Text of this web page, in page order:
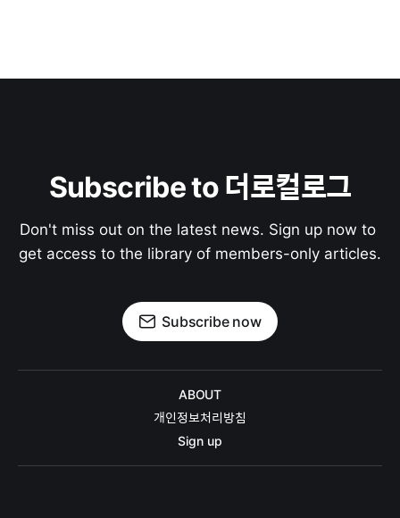
Subscribe to 더로컬로그
Don't miss out on the latest news. Sign up now to
get access to the library of members-only articles.
Subscribe now
ABOUT
개인정보처리방침
Sign up